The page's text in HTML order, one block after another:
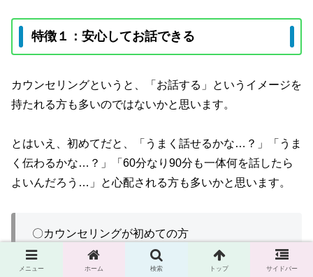
特徴１：安心してお話できる
カウンセリングというと、「お話する」というイメージを
持たれる方も多いのではないかと思います。
とはいえ、初めてだと、「うまく話せるかな…？」「うま
く伝わるかな…？」「60分なり90分も一体何を話したら
よいんだろう…」と心配される方も多いかと思います。
〇カウンセリングが初めての方
〇HSPなどの繊細なタイプの方
メニュー ホーム 検索 トップ サイドバー